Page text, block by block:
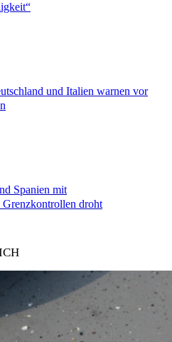
und Italien warnen vor
Spanien mit
Grenzkontrollen droht